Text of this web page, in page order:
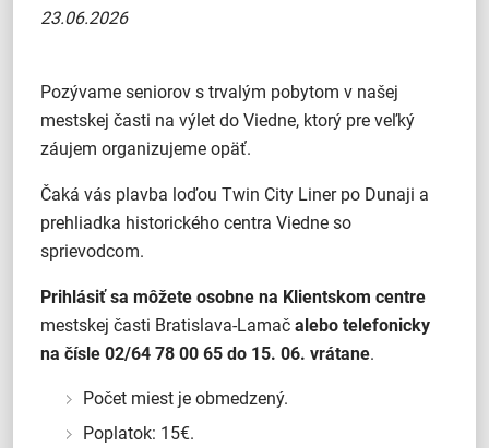
23.06.2026
Pozývame seniorov s trvalým pobytom v našej
mestskej časti na výlet do Viedne, ktorý pre veľký
záujem organizujeme opäť.
Čaká vás plavba loďou Twin City Liner po Dunaji a
prehliadka historického centra Viedne so
sprievodcom.
Prihlásiť sa môžete osobne na Klientskom centre
mestskej časti Bratislava-Lamač alebo telefonicky
na čísle 02/64 78 00 65 do 15. 06. vrátane.
Počet miest je obmedzený.
Poplatok: 15€.